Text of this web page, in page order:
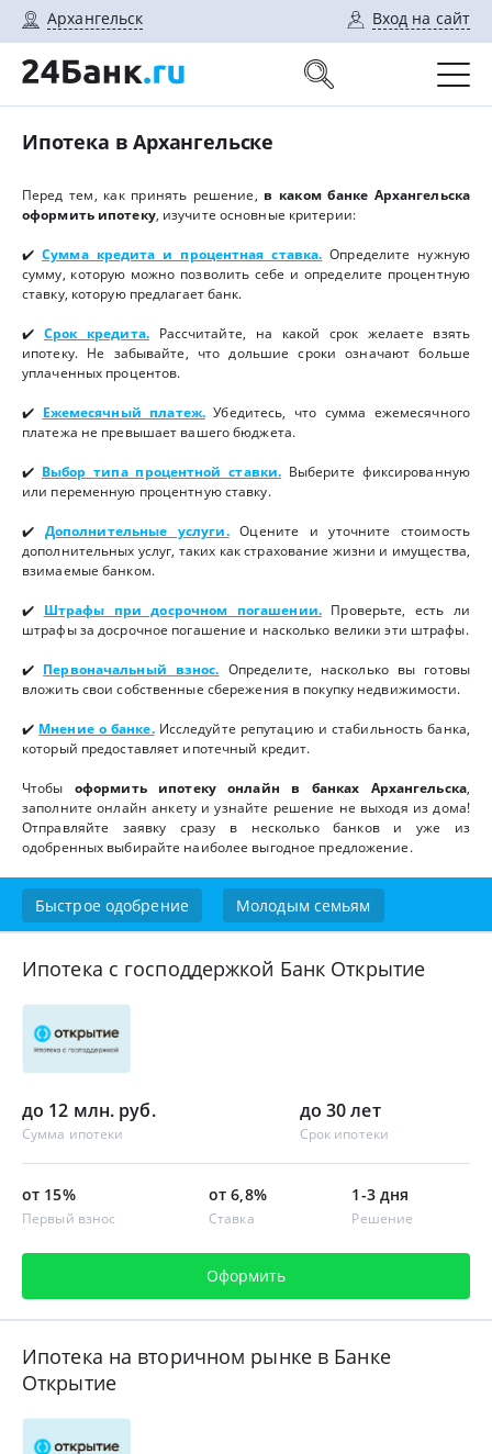
Архангельск Вход на сайт
Ипотека в Архангельске
Перед тем, как принять решение, в каком банке Архангельска
оформить ипотеку, изучите основные критерии:
✔️Сумма кредита и процентная ставка. Определите нужную
сумму, которую можно позволить себе и определите процентную
ставку, которую предлагает банк.
✔️ Срок кредита.Рассчитайте, на какой срок желаете взять
ипотеку. Не забывайте, что дольшие сроки означают больше
уплаченных процентов.
✔️ Ежемесячный платеж.Убедитесь, что сумма ежемесячного
платежа не превышает вашего бюджета.
✔️ Выбор типа процентной ставки. Выберите фиксированную
или переменную процентную ставку.
✔️ Дополнительные услуги.Оцените и уточните стоимость
дополнительных услуг, таких как страхование жизни и имущества,
взимаемые банком.
✔️ Штрафы при досрочном погашении.Проверьте, есть ли
штрафы за досрочное погашение и насколько велики эти штрафы.
✔️ Первоначальный взнос. Определите, насколько вы готовы
вложить свои собственные сбережения в покупку недвижимости.
✔️ Мнение о банке.Исследуйте репутацию и стабильность банка,
который предоставляет ипотечный кредит.
Чтобы оформить ипотеку онлайн в банках Архангельска,
заполните онлайн анкету и узнайте решение не выходя из дома!
Отправляйте заявку сразу в несколько банков и уже из
одобренных выбирайте наиболее выгодное предложение.
Быстрое одобрение Молодым семьям
Ипотека с господдержкой Банк Открытие
до 12 млн. руб.
Сумма ипотеки
до 30 лет
Срок ипотеки
от 15%
Первый взнос
от 6,8%
Ставка
1-3 дня
Решение
Оформить
Ипотека на вторичном рынке в Банке
Открытие